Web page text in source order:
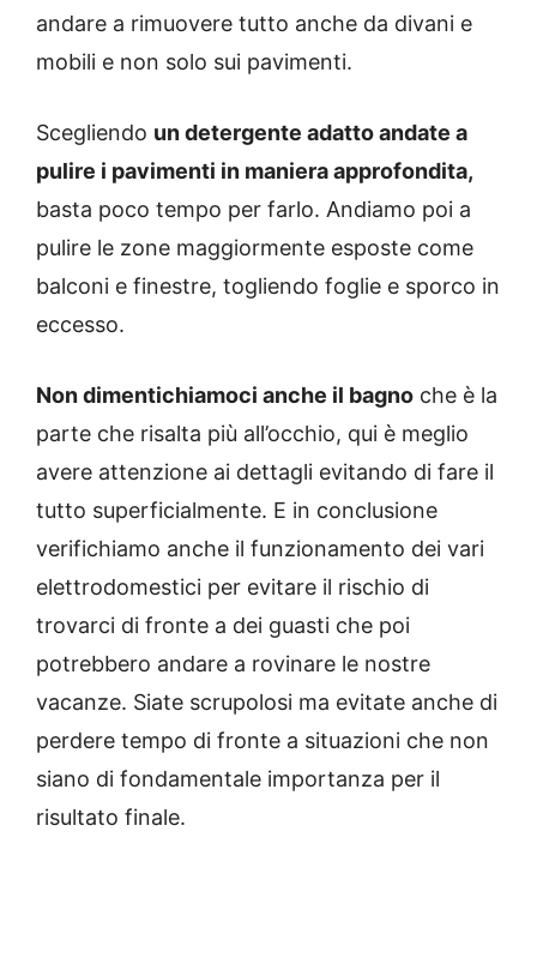
andare a rimuovere tutto anche da divani e
mobili e non solo sui pavimenti.
Scegliendo un detergente adatto andate a
pulire i pavimenti in maniera approfondita,
basta poco tempo per farlo. Andiamo poi a
pulire le zone maggiormente esposte come
balconi e finestre, togliendo foglie e sporco in
eccesso.
Non dimentichiamoci anche il bagno che è la
parte che risalta più all’occhio, qui è meglio
avere attenzione ai dettagli evitando di fare il
tutto superficialmente. E in conclusione
verifichiamo anche il funzionamento dei vari
elettrodomestici per evitare il rischio di
trovarci di fronte a dei guasti che poi
potrebbero andare a rovinare le nostre
vacanze. Siate scrupolosi ma evitate anche di
perdere tempo di fronte a situazioni che non
siano di fondamentale importanza per il
risultato finale.